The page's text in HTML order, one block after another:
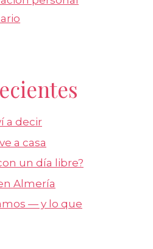
a decir
a casa
un día libre?
Almería
— y lo que